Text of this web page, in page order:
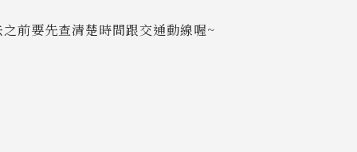
前要先查清楚時間跟交通動線喔~